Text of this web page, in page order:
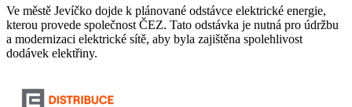
Ve městě Jevíčko dojde k plánované odstávce elektrické energie,
kterou provede společnost ČEZ. Tato odstávka je nutná pro údržbu
a modernizaci elektrické sítě, aby byla zajištěna spolehlivost
dodávek elektřiny.